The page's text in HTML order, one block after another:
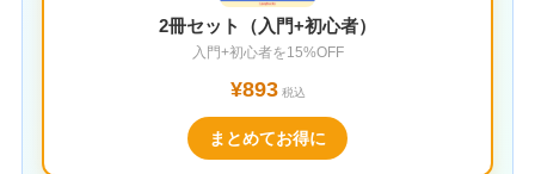
2冊セット（入門+初心者）
入門+初心者を15%OFF
¥893税込
まとめてお得に